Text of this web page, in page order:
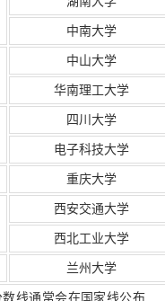
中南大学
中山大学
华南理工大学
四川大学
电子科技大学
重庆大学
西安交通大学
西北工业大学
兰州大学
线通常会在国家线公布